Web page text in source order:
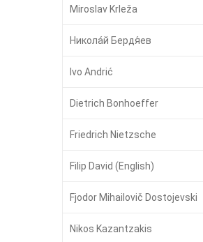
Miroslav Krleža
Никола́й Бердя́ев
Ivo Andrić
Dietrich Bonhoeffer
Friedrich Nietzsche
Filip David (English)
Fjodor Mihailovič Dostojevski
Nikos Kazantzakis